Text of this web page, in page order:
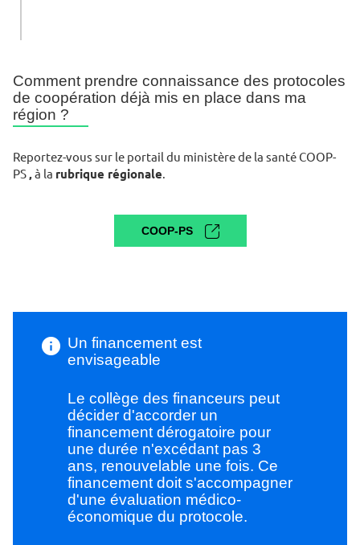
Comment prendre connaissance des protocoles
de coopération déjà mis en place dans ma
région ?
Reportez-vous sur le portail du ministère de la santé COOP-
PS,à la rubrique régionale.
COOP-PS
Un financement est
envisageable
Le collège des financeurs peut
décider d'accorder un
financement dérogatoire pour
une durée n'excédant pas 3
ans, renouvelable une fois. Ce
financement doit s'accompagner
d'une évaluation médico-
économique du protocole.